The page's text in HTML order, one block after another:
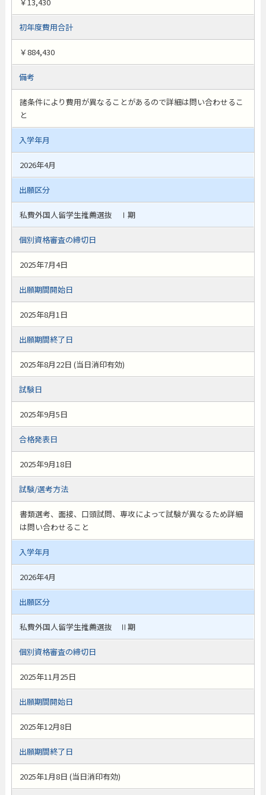
初年度費用合計
￥884,430
備考
諸条件により費用が異なることがあるので詳細は問い合わせるこ
と
入学年月
2026年4月
出願区分
私費外国人留学生推薦選抜 Ⅰ期
個別資格審査の締切日
2025年7月4日
出願期間開始日
2025年8月1日
出願期間終了日
2025年8月22日 (当日消印有効)
試験日
2025年9月5日
合格発表日
2025年9月18日
試験/選考方法
書類選考、面接、口頭試問、専攻によって試験が異なるため詳細
は問い合わせること
入学年月
2026年4月
出願区分
私費外国人留学生推薦選抜 Ⅱ期
個別資格審査の締切日
2025年11月25日
出願期間開始日
2025年12月8日
出願期間終了日
2025年1月8日 (当日消印有効)